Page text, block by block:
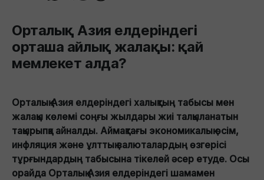
Орталық Азия елдеріндегі
орташа айлық жалақы: қай
мемлекет алда?
Орталық Азия елдеріндегі халықтың табысы мен
жалақы көлемі соңғы жылдары жиі талқыланатын
тақырыпқа айналды. Аймақтағы экономикалық өсім,
инфляция және ұлттық валюталардың өзгерісі
тұрғындардың табысына тікелей әсер етуде. Осы
орайда Орталық Азия елдеріндегі шамамен